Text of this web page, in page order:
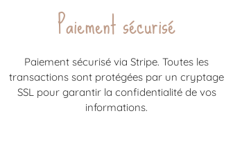
Paiement sécurisé
Paiement sécurisé via Stripe. Toutes les
transactions sont protégées par un cryptage
SSL pour garantir la confidentialité de vos
informations.